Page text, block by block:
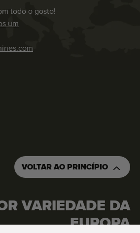
ENCOMENDE ESTA MÁQUINA
todo o gosto!
um
VOLTAR AO PRINCÍPIO
VARIEDADE DA
EUROPA